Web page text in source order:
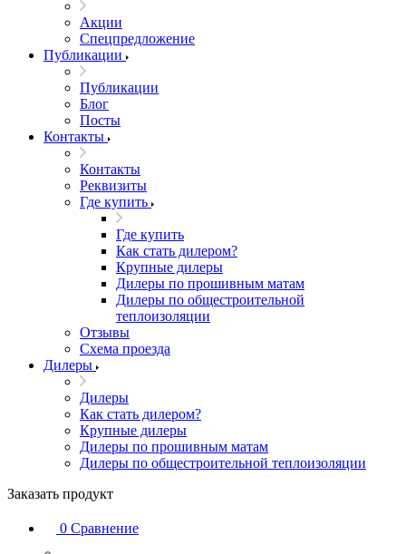
Акции
Спецпредложение
Публикации
Публикации
Блог
Посты
Контакты
Контакты
Реквизиты
Где купить
Где купить
Как стать дилером?
Крупные дилеры
Дилеры по прошивным матам
Дилеры по общестроительной
теплоизоляции
Отзывы
Схема проезда
Дилеры
Дилеры
Как стать дилером?
Крупные дилеры
Дилеры по прошивным матам
Дилеры по общестроительной теплоизоляции
Заказать продукт
0 Сравнение